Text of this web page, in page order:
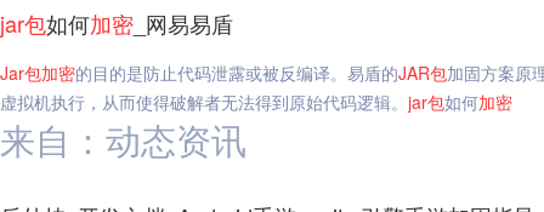
jar包如何加密 _网易易盾
Jar包加密的目的是防止代码泄露或被反编译。易盾的JAR包加固方案原
虚拟机执行，从而使得破解者无法得到原始代码逻辑。 jar包如何加密
来自：动态资讯